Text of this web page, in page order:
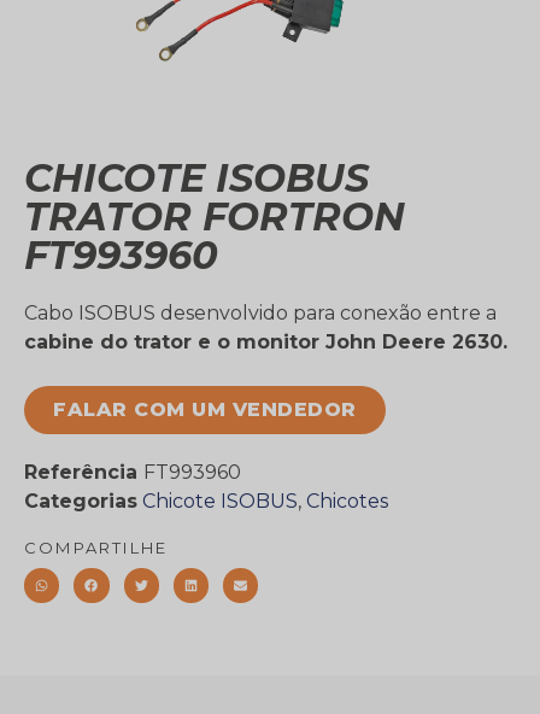
CHICOTE ISOBUS
TRATOR FORTRON
FT993960
Cabo ISOBUS desenvolvido para conexão entre a
cabine do trator e o monitor John Deere 2630.
FALAR COM UM VENDEDOR
Referência FT993960
Categorias Chicote ISOBUS, Chicotes
COMPARTILHE